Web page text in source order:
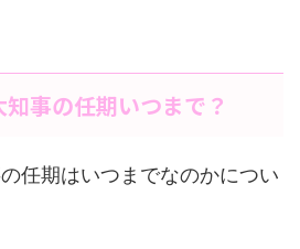
事の任期いつまで？
任期はいつまでなのかについ